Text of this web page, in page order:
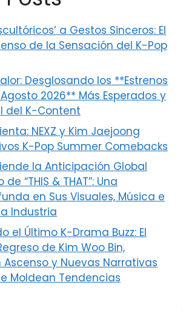
a Gestos Sinceros: El
de la Sensación del K-Pop
Desglosando los **Estrenos
2026** Más Esperados y
del K-Content
NEXZ y Kim Jaejoong
K-Pop Summer Comebacks
la Anticipación Global
“THIS & THAT”: Una
en Sus Visuales, Música e
Industria
el Último K-Drama Buzz: El
de Kim Woo Bin,
y Nuevas Narrativas
Moldean Tendencias